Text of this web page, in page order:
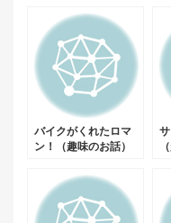
バイクがくれたロマ
ン！（趣味のお話）